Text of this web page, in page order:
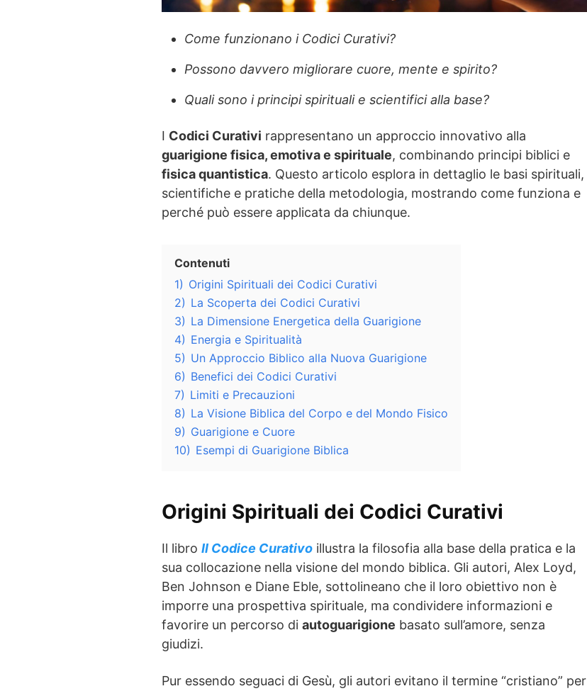
Come funzionano i Codici Curativi?
Possono davvero migliorare cuore, mente e spirito?
Quali sono i principi spirituali e scientifici alla base?
I Codici Curativi rappresentano un approccio innovativo alla
guarigione fisica, emotiva e spirituale, combinando principi biblici e
fisica quantistica. Questo articolo esplora in dettaglio le basi spirituali,
scientifiche e pratiche della metodologia, mostrando come funziona e
perché può essere applicata da chiunque.
Contenuti
1) Origini Spirituali dei Codici Curativi
2) La Scoperta dei Codici Curativi
3) La Dimensione Energetica della Guarigione
4) Energia e Spiritualità
5) Un Approccio Biblico alla Nuova Guarigione
6) Benefici dei Codici Curativi
7) Limiti e Precauzioni
8) La Visione Biblica del Corpo e del Mondo Fisico
9) Guarigione e Cuore
10) Esempi di Guarigione Biblica
Origini Spirituali dei Codici Curativi
Il libro Il Codice Curativo illustra la filosofia alla base della pratica e la
sua collocazione nella visione del mondo biblica. Gli autori, Alex Loyd,
Ben Johnson e Diane Eble, sottolineano che il loro obiettivo non è
imporre una prospettiva spirituale, ma condividere informazioni e
favorire un percorso di autoguarigione basato sull’amore, senza
giudizi.
Pur essendo seguaci di Gesù, gli autori evitano il termine “cristiano” per